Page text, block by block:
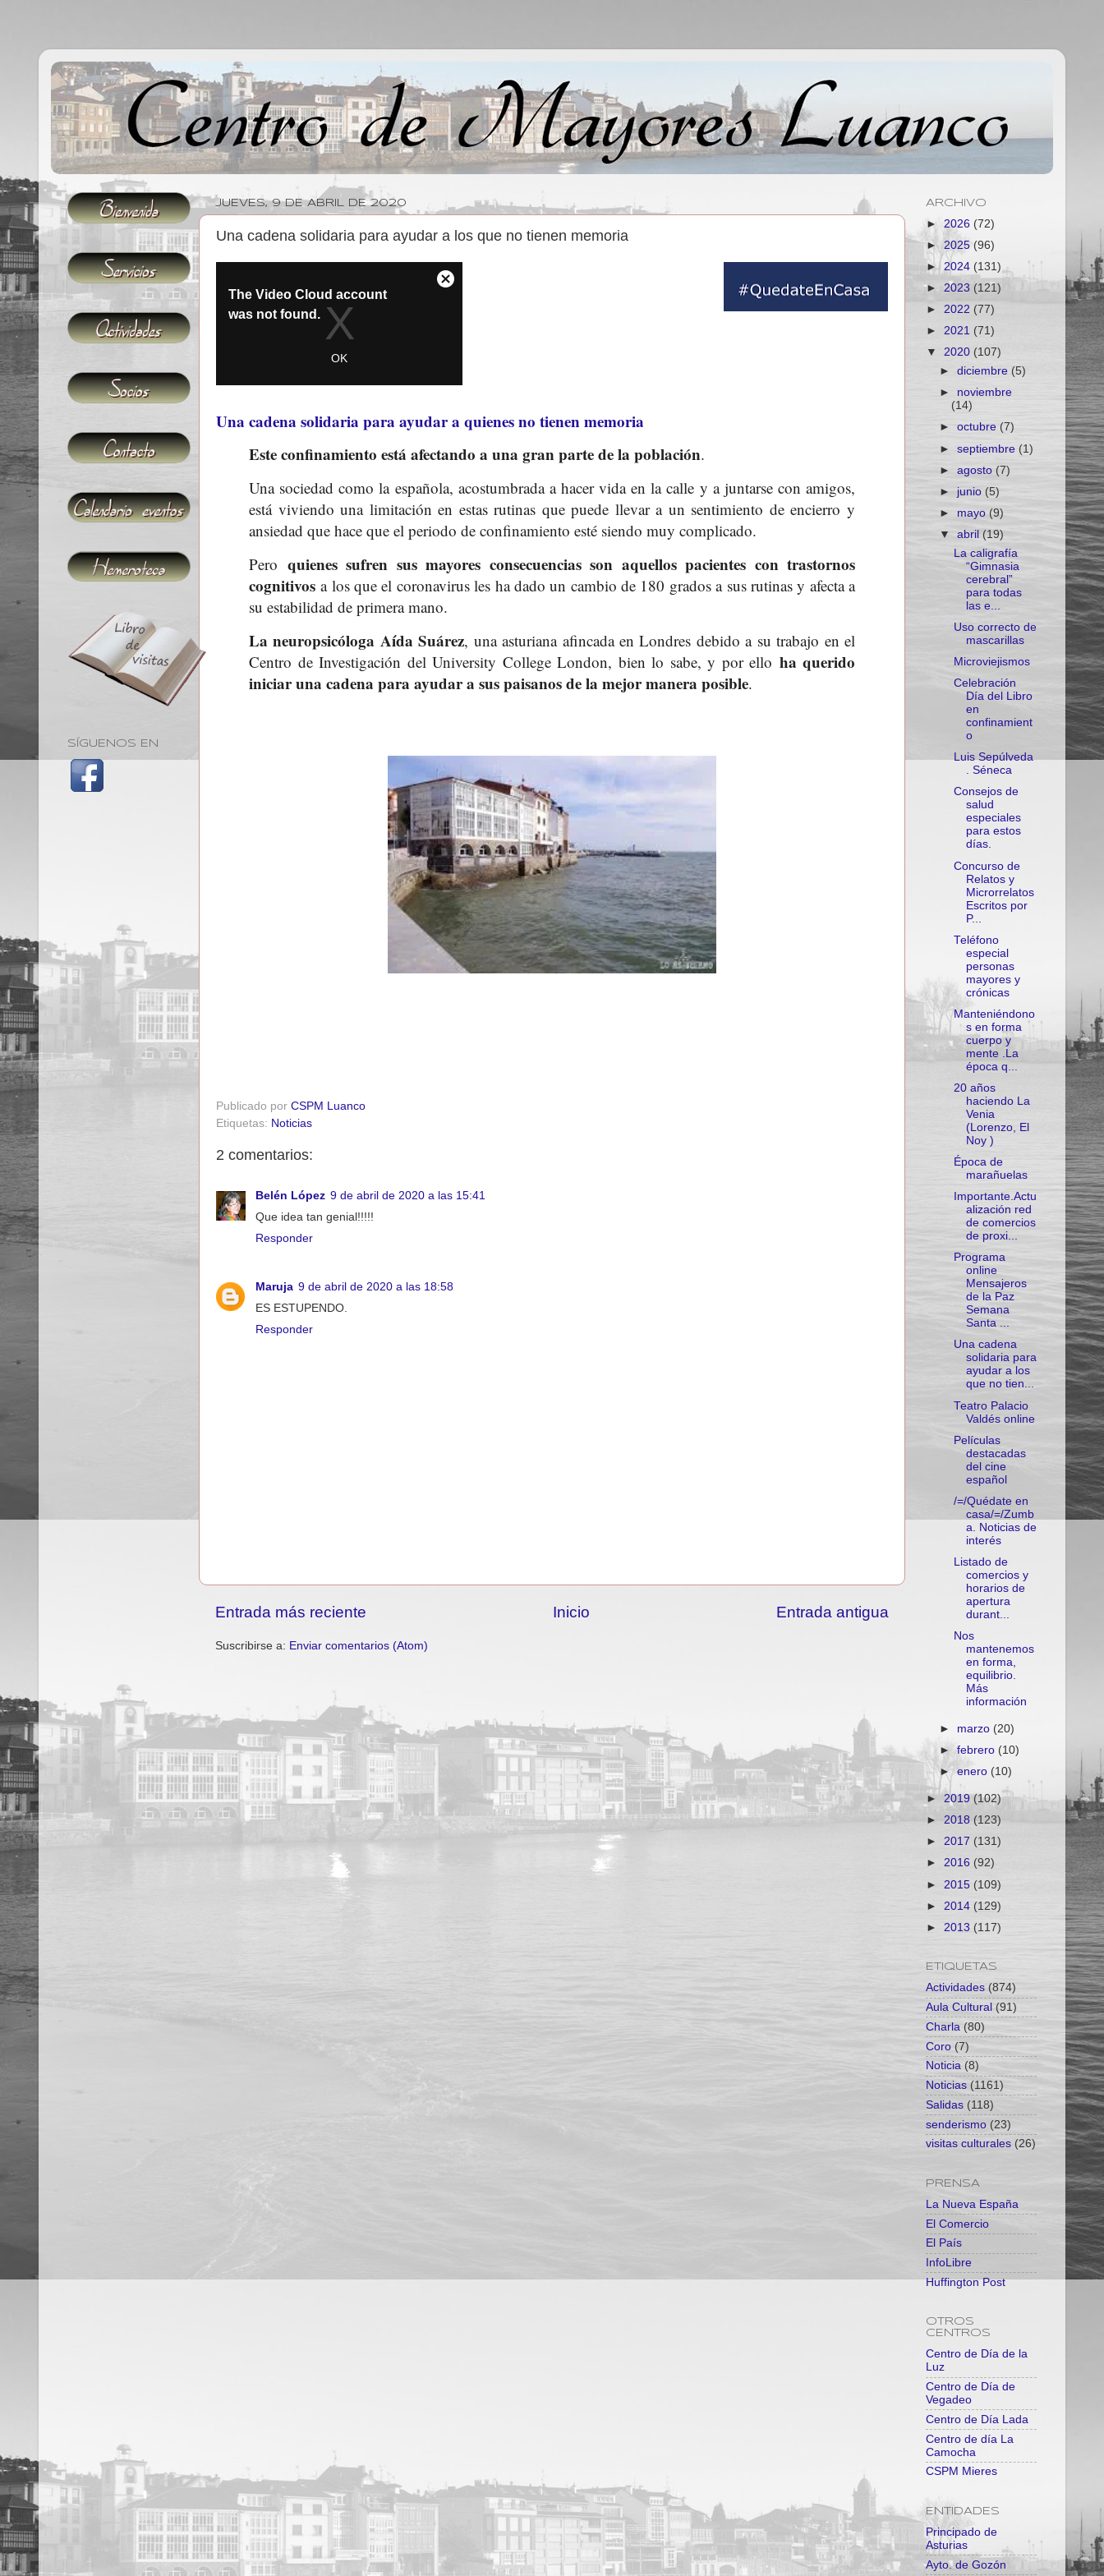
JUEVES, 9 DE ABRIL DE 2020
Una cadena solidaria para ayudar a los que no tienen memoria
Una cadena solidaria para ayudar a quienes no tienen memoria
Este confinamiento está afectando a una gran parte de la población.
Una sociedad como la española, acostumbrada a hacer vida en la calle y a juntarse con amigos,
está viviendo una limitación en estas rutinas que puede llevar a un sentimiento de encierro y
ansiedad que hace que el periodo de confinamiento esté siendo muy complicado.
Pero quienes sufren sus mayores consecuencias son aquellos pacientes con trastornos
cognitivos a los que el coronavirus les ha dado un cambio de 180 grados a sus rutinas y afecta a
su estabilidad de primera mano.
La neuropsicóloga Aída Suárez, una asturiana afincada en Londres debido a su trabajo en el
Centro de Investigación del University College London, bien lo sabe, y por ello ha querido
iniciar una cadena para ayudar a sus paisanos de la mejor manera posible.
Publicado por CSPM Luanco
Etiquetas: Noticias
2 comentarios:
Belén López 9 de abril de 2020 a las 15:41
Que idea tan genial!!!!!
Responder
Maruja 9 de abril de 2020 a las 18:58
ES ESTUPENDO.
Responder
Entrada más reciente Entrada antigua
Inicio
Suscribirse a: Enviar comentarios (Atom)
SÍGUENOS EN
ARCHIVO
► 2026 (72)
► 2025 (96)
► 2024 (131)
► 2023 (121)
► 2022 (77)
► 2021 (71)
▼ 2020 (107)
►diciembre (5)
► noviembre
(14)
►octubre (7)
►septiembre(1)
►agosto(7)
►junio (5)
► mayo (9)
▼abril (19)
La caligrafía
“Gimnasia
cerebral”
para todas
las e...
Uso correcto de
mascarillas
Microviejismos
Celebración
Día del Libro
en
confinamient
o
Luis Sepúlveda
. Séneca
Consejos de
salud
especiales
para estos
días.
Concurso de
Relatos y
Microrrelatos
Escritos por
P...
Teléfono
especial
personas
mayores y
crónicas
Manteniéndono
s en forma
cuerpo y
mente .La
época q...
20 años
haciendo La
Venia
(Lorenzo, El
Noy )
Época de
marañuelas
Importante.Actu
alización red
de comercios
de proxi...
Programa
online
Mensajeros
de la Paz
Semana
Santa ...
Una cadena
solidaria para
ayudar a los
que no tien...
Teatro Palacio
Valdés online
Películas
destacadas
del cine
español
/=/Quédate en
casa/=/Zumb
a. Noticias de
interés
Listado de
comercios y
horarios de
apertura
durant...
Nos
mantenemos
en forma,
equilibrio.
Más
información
► marzo (20)
►febrero (10)
►enero (10)
► 2019 (102)
► 2018 (123)
► 2017 (131)
► 2016 (92)
► 2015 (109)
► 2014 (129)
► 2013 (117)
ETIQUETAS
Actividades (874)
Aula Cultural (91)
Charla (80)
Coro (7)
Noticia (8)
Noticias (1161)
Salidas (118)
senderismo (23)
visitas culturales (26)
PRENSA
La Nueva España
El Comercio
El País
InfoLibre
Huffington Post
OTROS
CENTROS
Centro de Día de la
Luz
Centro de Día de
Vegadeo
Centro de Día Lada
Centro de día La
Camocha
CSPM Mieres
ENTIDADES
Principado de
Asturias
Ayto. de Gozón